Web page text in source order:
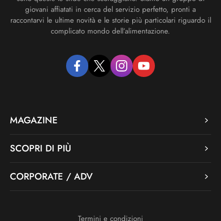
giovani affiatati in cerca del servizio perfetto, pronti a
raccontarvi le ultime novità e le storie più particolari riguardo il
complicato mondo dell’alimentazione.
facebooktwitter instagramyoutube
MAGAZINE
SCOPRI DI PIÙ
CORPORATE / ADV
Termini e condizioni